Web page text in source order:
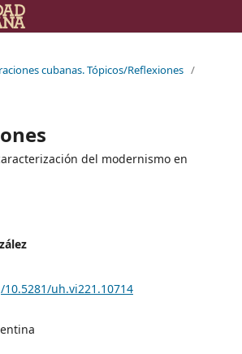
cubanas. Tópicos/Reflexiones /
del modernismo en
uh.vi221.10714